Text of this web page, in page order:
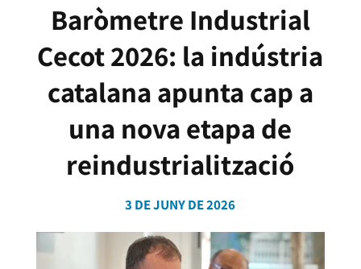
Baròmetre Industrial
Cecot 2026: la indústria
catalana apunta cap a
una nova etapa de
reindustrialització
3 DE JUNY DE 2026